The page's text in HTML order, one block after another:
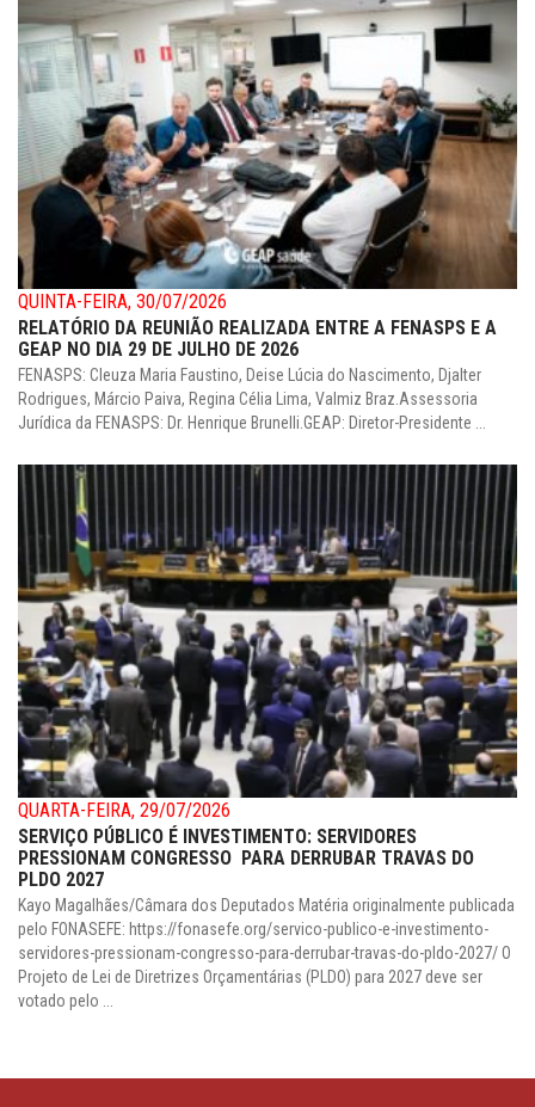
QUINTA-FEIRA, 30/07/2026
RELATÓRIO DA REUNIÃO REALIZADA ENTRE A FENASPS E A
GEAP NO DIA 29 DE JULHO DE 2026
FENASPS: Cleuza Maria Faustino, Deise Lúcia do Nascimento, Djalter
Rodrigues, Márcio Paiva, Regina Célia Lima, Valmiz Braz.Assessoria
Jurídica da FENASPS: Dr. Henrique Brunelli.GEAP: Diretor-Presidente ...
QUARTA-FEIRA, 29/07/2026
SERVIÇO PÚBLICO É INVESTIMENTO: SERVIDORES
PRESSIONAM CONGRESSO PARA DERRUBAR TRAVAS DO
PLDO 2027
Kayo Magalhães/Câmara dos Deputados Matéria originalmente publicada
pelo FONASEFE: https://fonasefe.org/servico-publico-e-investimento-
servidores-pressionam-congresso-para-derrubar-travas-do-pldo-2027/ O
Projeto de Lei de Diretrizes Orçamentárias (PLDO) para 2027 deve ser
votado pelo ...